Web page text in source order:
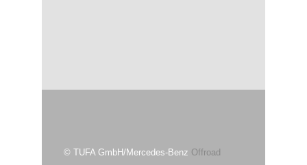
© TUFA GmbH/Mercedes-Benz Offroad